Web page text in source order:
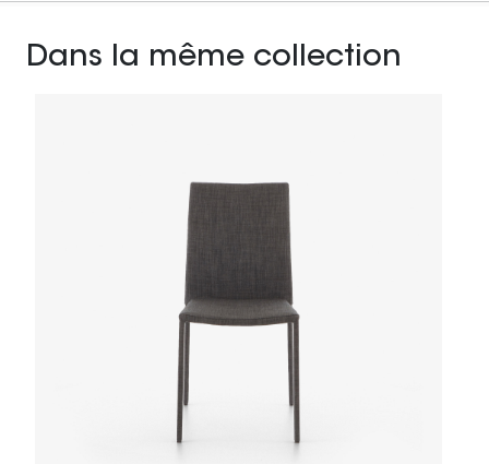
Dans la même collection